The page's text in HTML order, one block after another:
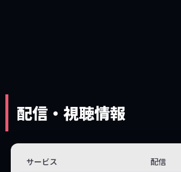
配信・視聴情報
サービス 配信